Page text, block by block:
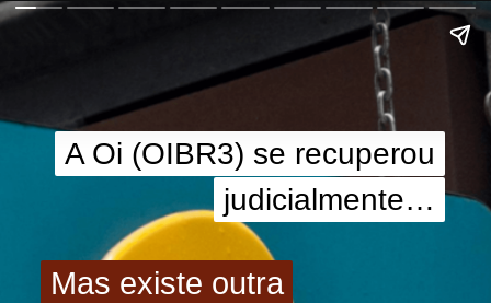
A Oi (OIBR3) se recuperou
judicialmente…
A Oi (OIBR3) se recuperou
judicialmente…
Mas existe outra
Mas existe outra